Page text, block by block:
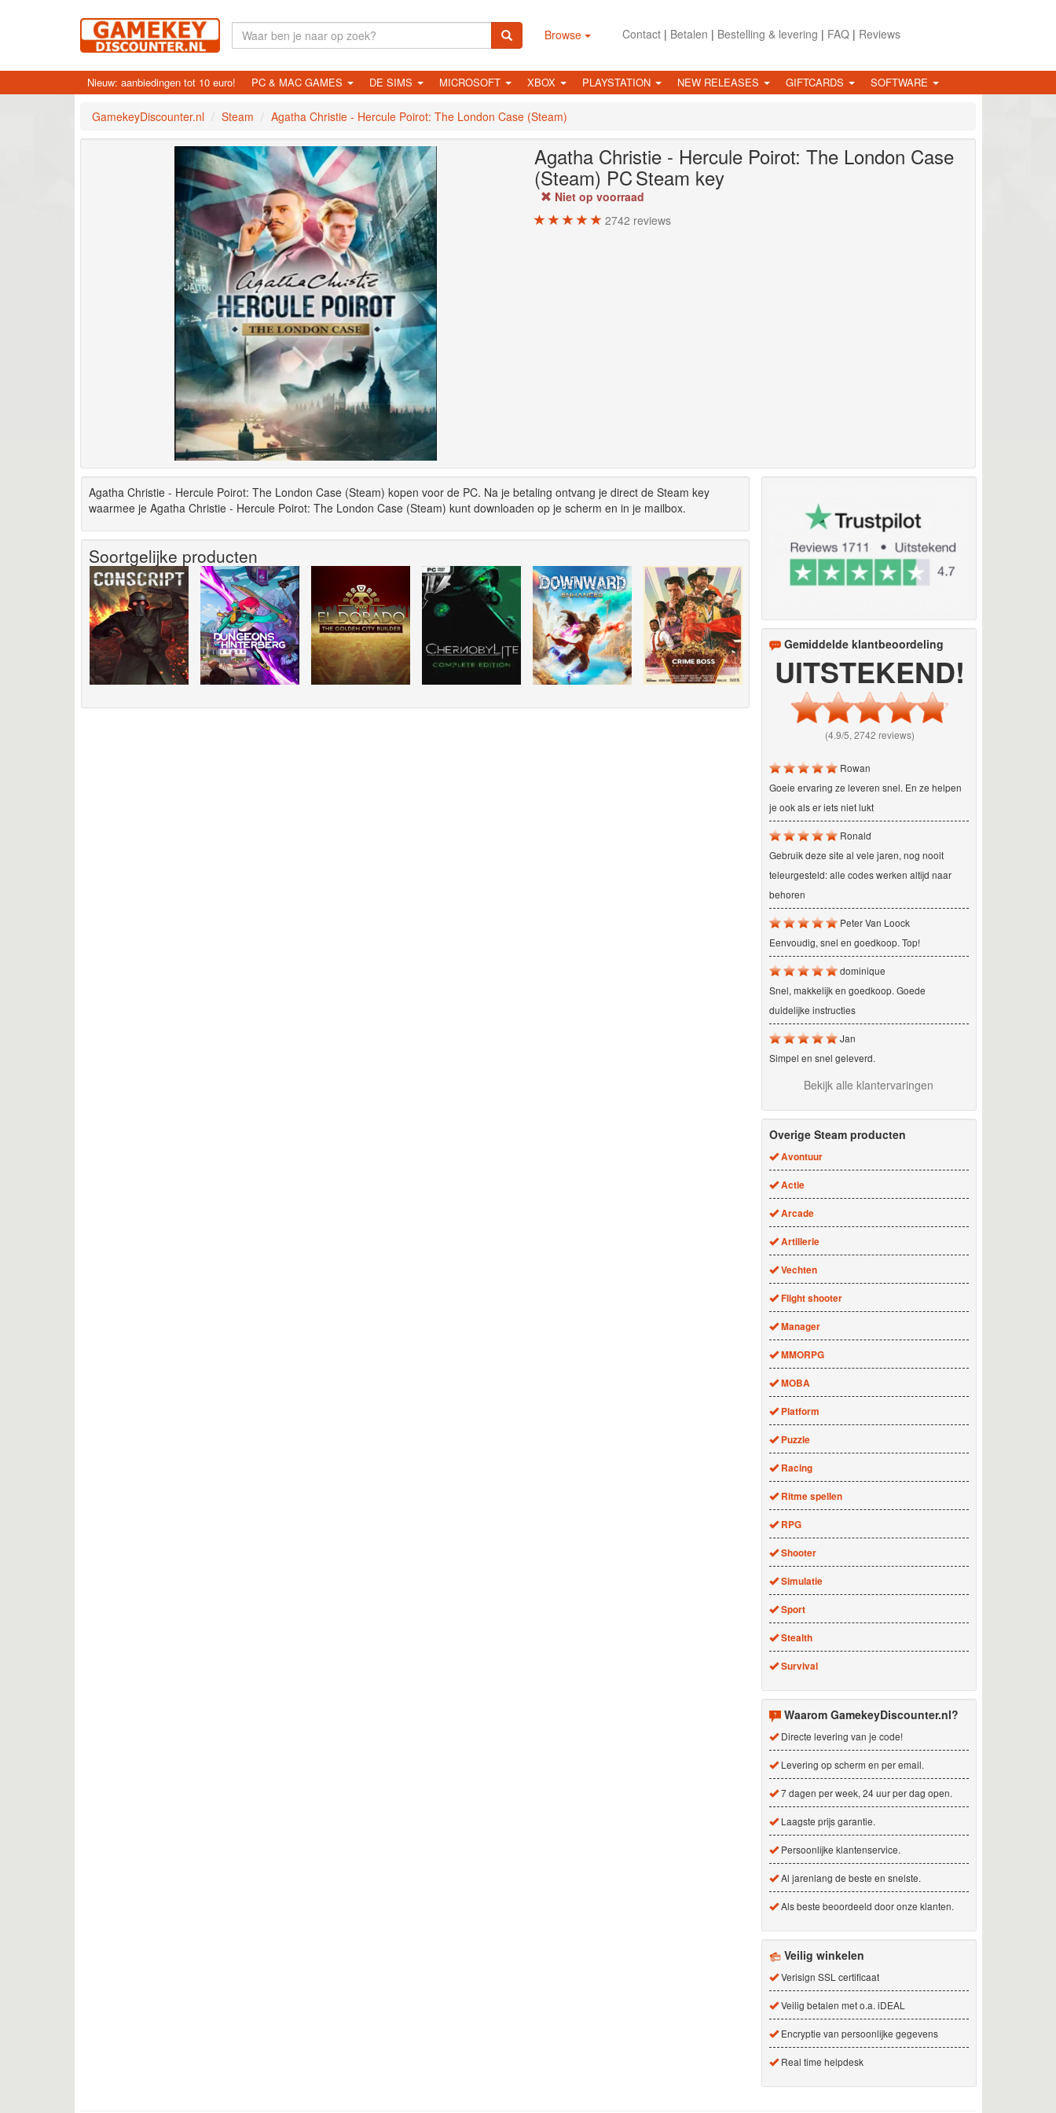
Browse Contact| Betalen | Bestelling & levering | FAQ| Reviews
Nieuw: aanbiedingen tot 10 euro! PC & MAC GAMES DE SIMS MICROSOFT XBOX PLAYSTATION NEW RELEASES GIFTCARDS SOFTWARE
GamekeyDiscounter.nl Steam Agatha Christie - Hercule Poirot: The London Case (Steam)
Agatha Christie - Hercule Poirot: The London Case
(Steam) PCSteam key
Niet op voorraad
2742 reviews
Agatha Christie - Hercule Poirot: The London Case (Steam) kopen voor de PC. Na je betaling ontvang je direct de Steam key
waarmee je Agatha Christie - Hercule Poirot: The London Case (Steam) kunt downloaden op je scherm en in je mailbox.
Soortgelijke producten
Gemiddelde klantbeoordeling
UITSTEKEND!
(4.9/5, 2742 reviews)
Rowan
Goeie ervaring ze leveren snel. En ze helpen
je ook als er iets niet lukt
Ronald
Gebruik deze site al vele jaren, nog nooit
teleurgesteld: alle codes werken altijd naar
behoren
Peter Van Loock
Eenvoudig, snel en goedkoop. Top!
dominique
Snel, makkelijk en goedkoop. Goede
duidelijke instructies
Jan
Simpel en snel geleverd.
Bekijk alle klantervaringen
Overige Steam producten
Avontuur
Actie
Arcade
Artillerie
Vechten
Flight shooter
Manager
MMORPG
MOBA
Platform
Puzzle
Racing
Ritme spellen
RPG
Shooter
Simulatie
Sport
Stealth
Survival
Waarom GamekeyDiscounter.nl?
Directe levering van je code!
Levering op scherm en per email.
7 dagen per week, 24 uur per dag open.
Laagste prijs garantie.
Persoonlijke klantenservice.
Al jarenlang de beste en snelste.
Als beste beoordeeld door onze klanten.
Veilig winkelen
Verisign SSL certificaat
Veilig betalen met o.a. iDEAL
Encryptie van persoonlijke gegevens
Real time helpdesk